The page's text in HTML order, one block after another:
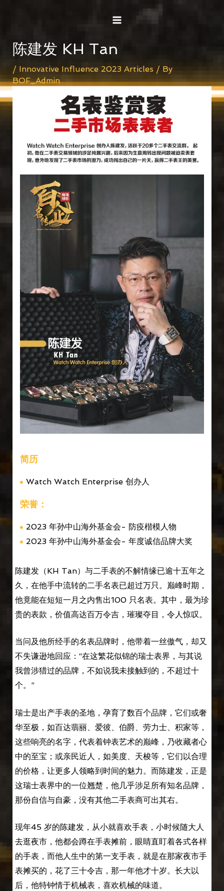
MAIN
陈建发 KH Tan
/ Innovative Influence 2023 Articles / By
BOF_Admin
简历
Watch Watch Enterprise 创办人
荣誉：
2023 年孙中山海外基金会- 防疫楷模人物
2023 年孙中山海外基金会- 年度诚信品牌大奖
陈建发（KH Tan）与二手表的不解情缘已逾十五年之
久，在他手中流转的二手名表已超过万只。巅峰时期，
他竟能在短短一月之内售出100 只名表。其中，最为珍
贵的表款，价值高达百万令吉，璀璨夺目，令人惊叹。
当问及他所经手的名表品牌时，他带着一丝傲气，却又
不失谦逊地回应：“在这繁花似锦的瑞士表界，与其说
我曾涉猎过的品牌，不如说我未接触到的，不超过十
个。”
瑞士是出产手表的圣地，孕育了数百个品牌，它们或奢
华至极，如百达翡丽、爱彼、伯爵、劳力士、积家等，
这些响亮的名字，代表着钟表艺术的巅峰，乃收藏者心
中的至宝；或亲民近人，如美度、天梭等，它们以合理
的价格，让更多人领略到时间的魅力。而陈建发，正是
这瑞士表界中的一位翘楚，他几乎涉足所有知名品牌，
那份自信与自豪，没有其他二手表商可出其右。
现年45 岁的陈建发，从小就喜欢手表，小时候随大人
去逛夜市，他都会蹲在手表摊前，眼睛直盯着各式各样
的手表，而他人生中的第一支手表，就是在那家夜市手
表摊买的，花了三十令吉，那一年他才十岁。长大以
后，他特钟情于机械表，喜欢机械的味道。